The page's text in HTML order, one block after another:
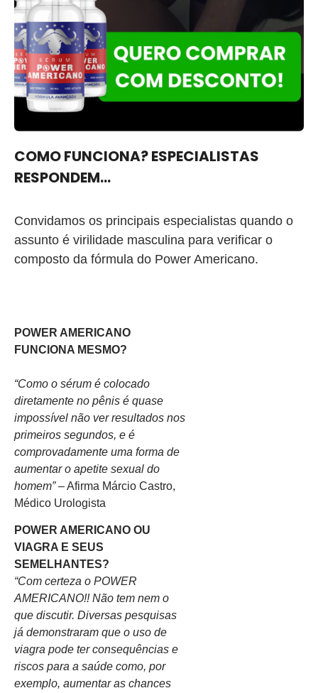
COMO FUNCIONA? ESPECIALISTAS
RESPONDEM…
Convidamos os principais especialistas quando o
assunto é virilidade masculina para verificar o
composto da fórmula do Power Americano.
POWER AMERICANO
FUNCIONA MESMO?
“Como o sérum é colocado
diretamente no pênis é quase
impossível não ver resultados nos
primeiros segundos, e é
comprovadamente uma forma de
aumentar o apetite sexual do
homem”– Afirma Márcio Castro,
Médico Urologista
POWER AMERICANO OU
VIAGRA E SEUS
SEMELHANTES?
“Com certeza o POWER
AMERICANO!! Não tem nem o
que discutir. Diversas pesquisas
já demonstraram que o uso de
viagra pode ter consequências e
riscos para a saúde como, por
exemplo, aumentar as chances